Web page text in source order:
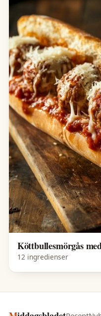
Köttbullesmörgås
12 ingredienser